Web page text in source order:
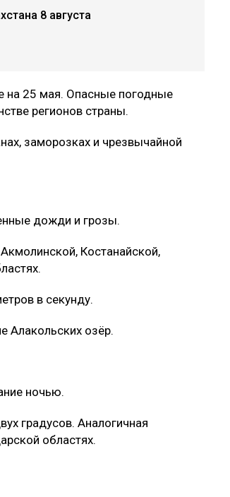
8 августа
на 25 мая. Опасные погодные
регионов страны.
заморозках и чрезвычайной
дожди и грозы.
Костанайской,
в секунду.
Алакольских озёр.
ночью.
градусов. Аналогичная
областях.